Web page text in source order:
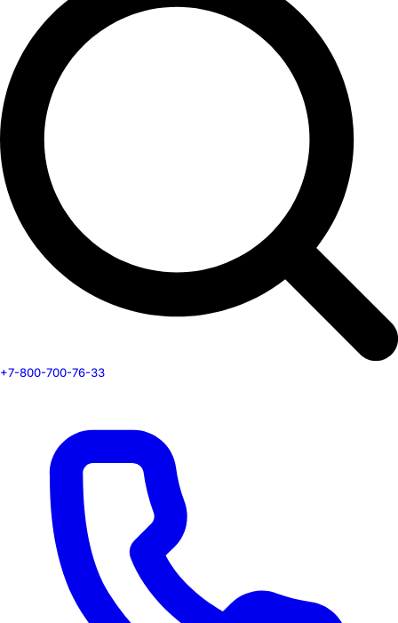
+7-800-700-76-33